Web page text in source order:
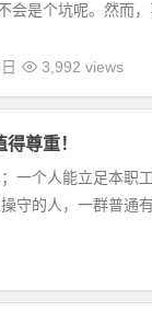
会是个坑呢。然而
3,992 views
尊重！
一个人能立足本职
守的人，一群普通